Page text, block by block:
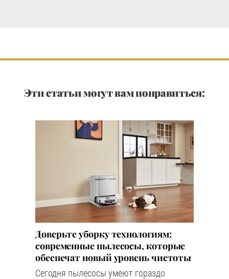
Эти статьи могут вам понравиться:
Доверьте уборку технологиям:
современные пылесосы, которые
обеспечат новый уровень чистоты
Сегодня пылесосы умеют гораздо